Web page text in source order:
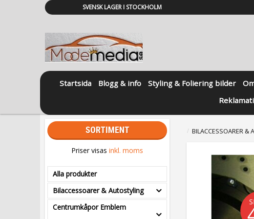
SVENSK LAGER I STOCKHOLM
Startsida Blogg & info Styling & Foliering bilder
BILACCESSOARER &
SORTIMENT
Priser visasinkl. moms
Alla produkter
Bilaccessoarer & Autostyling
Centrumkåpor Emblem